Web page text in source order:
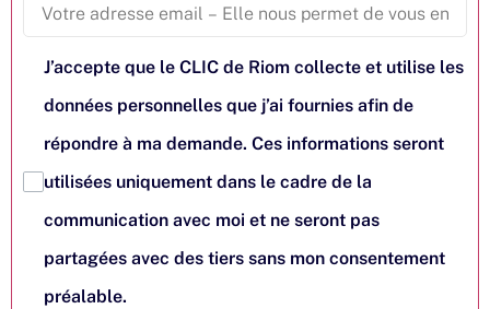
J’accepte que le CLIC de Riom collecte et utilise les
données personnelles que j’ai fournies afin de
répondre à ma demande. Ces informations seront
utilisées uniquement dans le cadre de la
communication avec moi et ne seront pas
partagées avec des tiers sans mon consentement
préalable.